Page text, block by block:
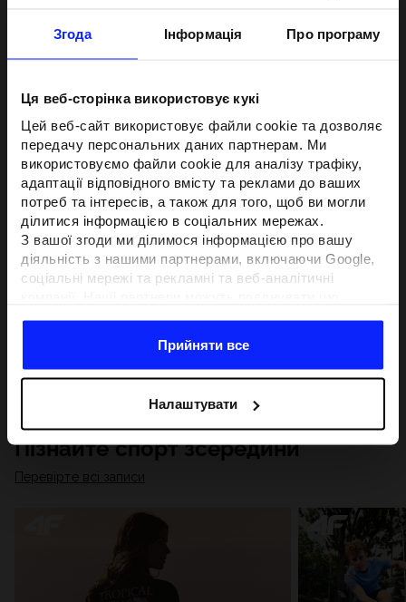
Згода Інформація Про програму
Ця веб-сторінка використовує кукі
Цей веб-сайт використовує файли cookie та дозволяє
передачу персональних даних партнерам. Ми
використовуємо файли cookie для аналізу трафіку,
адаптації відповідного вмісту та реклами до ваших
потреб та інтересів, а також для того, щоб ви могли
ділитися інформацією в соціальних мережах.
З вашої згоди ми ділимося інформацією про вашу
діяльність з нашими партнерами, включаючи Google,
соціальні мережі та рекламні та веб-аналітичні
отримують у результаті використання вами їхніх
послуг.З вашої згоди ми також можемо ділитися
з метою націлювання та покращення відображення
відповідної онлайн-реклами, проведення аналітики,
відповідності вмісту та вдосконалення рішень, які
пропонують наші партнери (наприклад, соціальні
мережі). Детальну інформацію можна знайти в нашій
та в розділі «Деталі».
Прийняти все
Налаштувати
Пізнайте спорт зсередини
Перевірте всі записи